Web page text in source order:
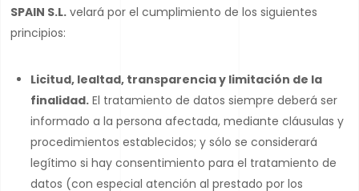
SPAIN S.L. velará por el cumplimiento de los siguientes
principios:
Licitud, lealtad, transparencia y limitación de la
finalidad. El tratamiento de datos siempre deberá ser
informado a la persona afectada, mediante cláusulas y
procedimientos establecidos; y sólo se considerará
legítimo si hay consentimiento para el tratamiento de
datos (con especial atención al prestado por los